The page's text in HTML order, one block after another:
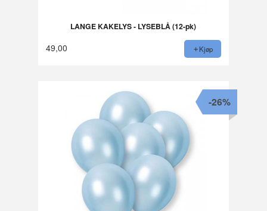
LANGE KAKELYS - LYSEBLÅ (12-pk)
49,00 Kjøp
-26%